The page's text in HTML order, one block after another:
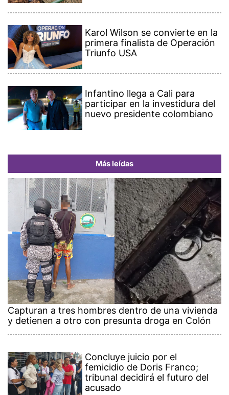
Karol Wilson se convierte en la
primera finalista de Operación
Triunfo USA
Infantino llega a Cali para
participar en la investidura del
nuevo presidente colombiano
Más leídas
Capturan a tres hombres dentro de una vivienda
y detienen a otro con presunta droga en Colón
Concluye juicio por el
femicidio de Doris Franco;
tribunal decidirá el futuro del
acusado